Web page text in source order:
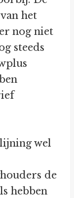
het
nog niet
steeds
wel
de
hebben